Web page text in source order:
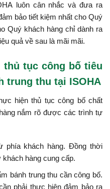
luôn cân nhắc và đưa ra
bảo tiết kiệm nhất cho Quý
Quý khách hàng chỉ dành ra
quả về sau là mãi mãi.
tục công bố tiêu
trung thu tại ISOHA
hiện thủ tục công bố chất
nắm rõ được các trình tự
phía khách hàng. Đồng thời
hàng cung cấp.
bánh trung thu cần công bố.
phải thực hiện đảm bảo ra